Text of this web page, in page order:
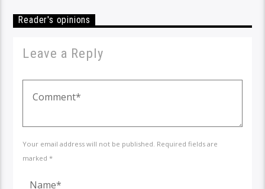
Reader's opinions
Leave a Reply
Your email address will not be published. Required fields are
marked *